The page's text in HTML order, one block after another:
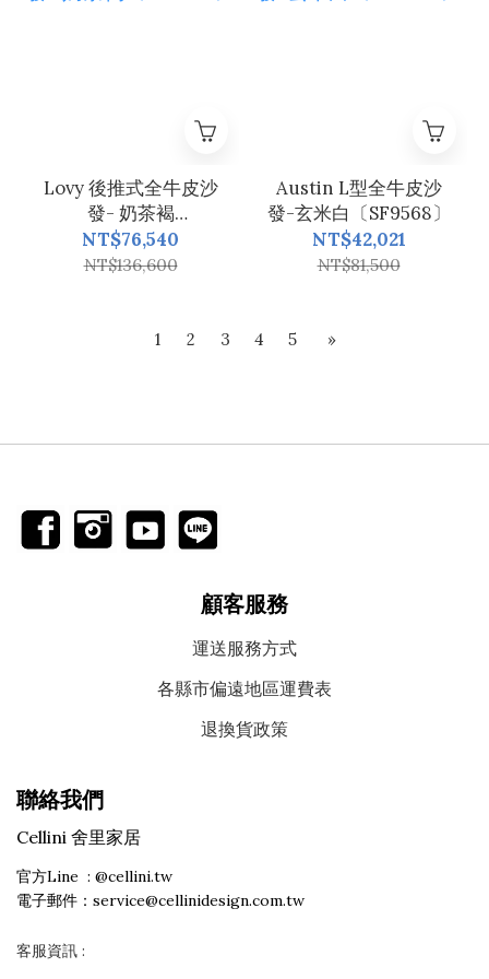
Lovy 後推式全牛皮沙
發- 奶茶褐
〔SF9547〕
NT$76,540
NT$136,600
Austin L型全牛皮沙
發-玄米白〔SF9568〕
NT$42,021
NT$81,500
1 2 3 4 5 »
顧客服務
運送服務方式
各縣市偏遠地區運費表
退換貨政策
聯絡我們
Cellini 舍里家居
官方Line : @cellini.tw
電子郵件：service@cellinidesign.com.tw
客服資訊 :